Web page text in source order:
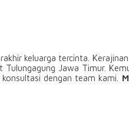
keluarga tercinta.
Jawa Timur.
dengan team kami.